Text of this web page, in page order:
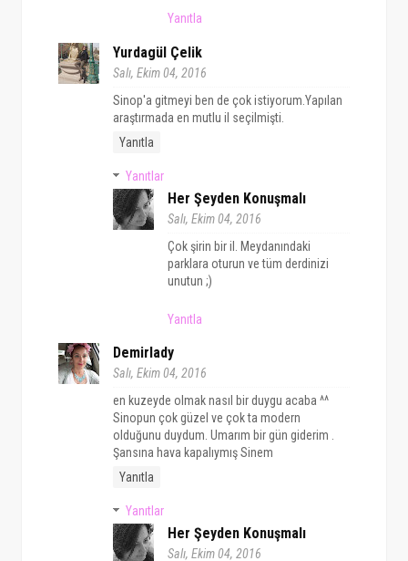
Yanıtla
Yurdagül Çelik
Salı, Ekim 04, 2016
Sinop'a gitmeyi ben de çok istiyorum.Yapılan
araştırmada en mutlu il seçilmişti.
Yanıtla
Yanıtlar
Her Şeyden Konuşmalı
Salı, Ekim 04, 2016
Çok şirin bir il. Meydanındaki
parklara oturun ve tüm derdinizi
unutun ;)
Yanıtla
Demirlady
Salı, Ekim 04, 2016
en kuzeyde olmak nasıl bir duygu acaba ^^
Sinopun çok güzel ve çok ta modern
olduğunu duydum. Umarım bir gün giderim .
Şansına hava kapalıymış Sinem
Yanıtla
Yanıtlar
Her Şeyden Konuşmalı
Salı, Ekim 04, 2016